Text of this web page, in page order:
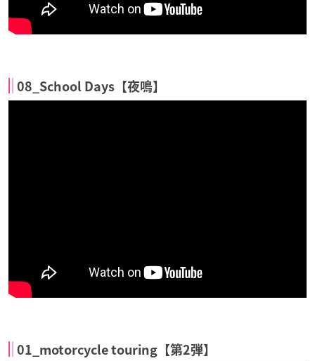
08_School Days【夜鳴】
01_motorcycle touring【第2弾】